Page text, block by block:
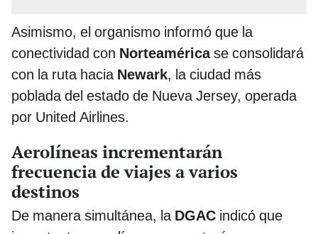
Asimismo, el organismo informó que la
conectividad con Norteaméricase consolidará
con la ruta hacia Newark, la ciudad más
poblada del estado de Nueva Jersey, operada
por United Airlines.
Aerolíneas incrementarán
frecuencia de viajes a varios
destinos
De manera simultánea, la DGAC indicó que